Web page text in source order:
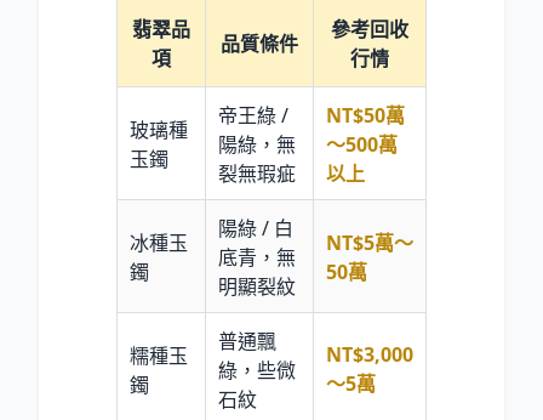
翡翠品
項
品質條件
參考回收
行情
玻璃種
玉鐲
帝王綠 /
陽綠，無
裂無瑕疵
NT$50萬
～500萬
以上
冰種玉
鐲
陽綠 / 白
底青，無
明顯裂紋
NT$5萬～
50萬
糯種玉
鐲
普通飄
綠，些微
石紋
NT$3,000
～5萬